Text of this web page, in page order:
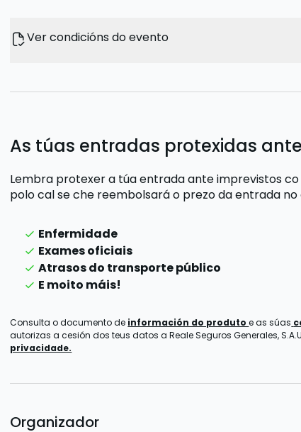
Ver condicións do evento
As túas entradas protexidas
Lembra protexer a túa entrada ante imprevistos
polo cal se che reembolsará o prezo da entrada no
Enfermidade
Exames oficiais
Atrasos do transporte público
E moito máis!
Consulta o documento de información do produtoe as súas
autorizas a cesión dos teus datos a Reale Seguros Generales,
privacidade.
Organizador